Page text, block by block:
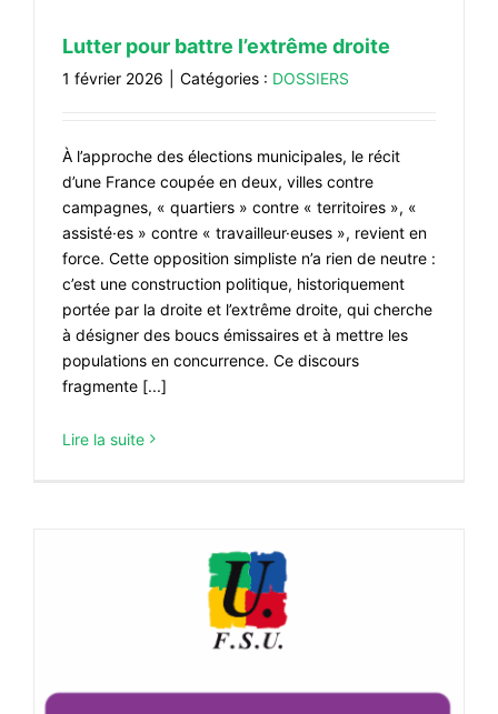
#VOS ÉLUES
#ÉLECTIONS
#MÉDIAS
#DÉBATS
#PRESSE
#ARCHIVES
Lutter pour battre l’extrême droite
1 février 2026 Catégories : DOSSIERS
À l’approche des élections municipales, le récit
d’une France coupée en deux, villes contre
campagnes, « quartiers » contre « territoires », «
assisté·es » contre « travailleur·euses », revient en
force. Cette opposition simpliste n’a rien de neutre :
c’est une construction politique, historiquement
portée par la droite et l’extrême droite, qui cherche
à désigner des boucs émissaires et à mettre les
populations en concurrence. Ce discours
fragmente [...]
Lire la suite